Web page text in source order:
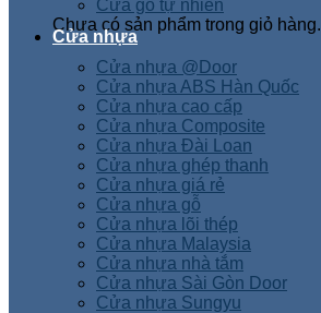
Chưa có sản phẩm trong giỏ hàng.
Cửa gỗ tự nhiên
Cửa nhựa
Cửa nhựa @Door
Cửa nhựa ABS Hàn Quốc
Cửa nhựa cao cấp
Cửa nhựa Composite
Cửa nhựa Đài Loan
Cửa nhựa ghép thanh
Cửa nhựa giá rẻ
Cửa nhựa gỗ
Cửa nhựa lõi thép
Cửa nhựa Malaysia
Cửa nhựa nhà tắm
Cửa nhựa Sài Gòn Door
Cửa nhựa Sungyu